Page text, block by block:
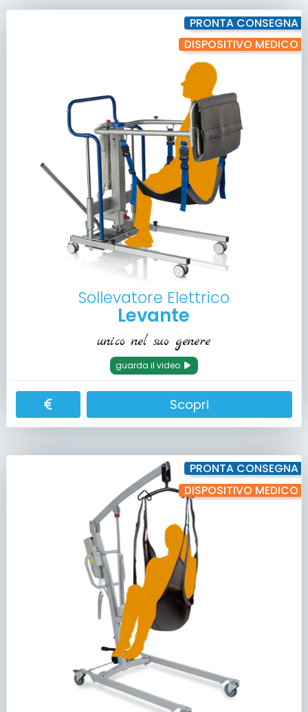
PRONTA CONSEGNA
DISPOSITIVO MEDICO
Sollevatore Elettrico
Levante
unico nel suo genere
guarda il video
Scopri
PRONTA CONSEGNA
DISPOSITIVO MEDICO